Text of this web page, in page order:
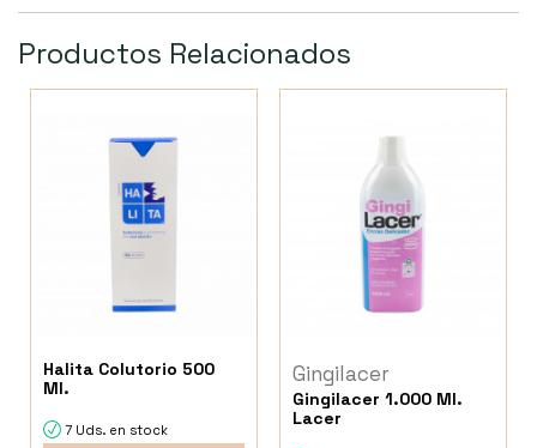
Productos Relacionados
Halita Colutorio 500
Ml.
7 Uds. en stock
Gingilacer
Gingilacer 1.000 Ml.
Lacer